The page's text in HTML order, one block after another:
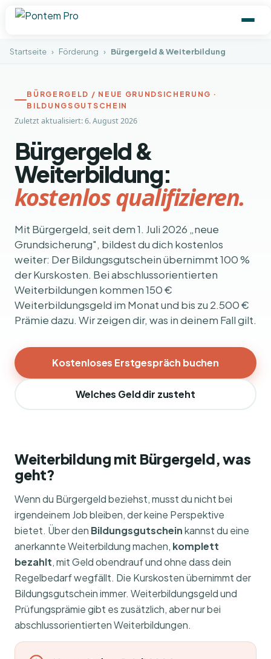
Startseite › Förderung › Bürgergeld & Weiterbildung
BÜRGERGELD / NEUE GRUNDSICHERUNG ·
BILDUNGSGUTSCHEIN
Zuletzt aktualisiert: 6. August 2026
Bürgergeld &
Weiterbildung:
kostenlos qualifizieren.
Mit Bürgergeld, seit dem 1. Juli 2026 „neue
Grundsicherung", bildest du dich kostenlos
weiter: Der Bildungsgutschein übernimmt 100 %
der Kurskosten. Bei abschlussorientierten
Weiterbildungen kommen 150 €
Weiterbildungsgeld im Monat und bis zu 2.500 €
Prämie dazu. Wir zeigen dir, was in deinem Fall gilt.
Kostenloses Erstgespräch buchen
Welches Geld dir zusteht
Weiterbildung mit Bürgergeld, was
geht?
Wenn du Bürgergeld beziehst, musst du nicht bei
irgendeinem Job bleiben, der keine Perspektive
bietet. Über den Bildungsgutscheinkannst du eine
anerkannte Weiterbildung machen, komplett
bezahlt, mit Geld obendrauf und ohne dass dein
Regelbedarf wegfällt. Die Kurskosten übernimmt der
Bildungsgutschein immer. Weiterbildungsgeld und
Prüfungsprämie gibt es zusätzlich, aber nur bei
abschlussorientierten Weiterbildungen.